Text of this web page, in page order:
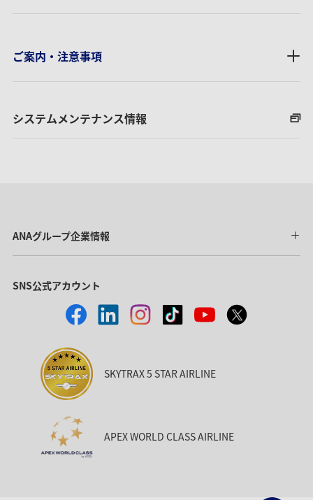
ご案内・注意事項
システムメンテナンス情報
ANAグループ企業情報
SNS公式アカウント
SKYTRAX 5 STAR AIRLINE
APEX WORLD CLASS AIRLINE